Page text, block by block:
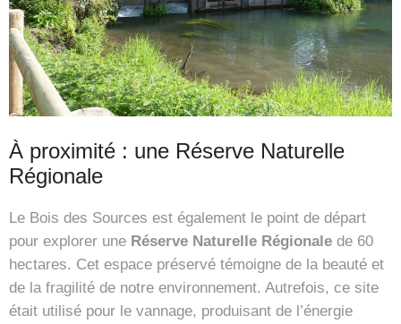
À proximité : une Réserve Naturelle
Régionale
Le Bois des Sources est également le point de départ
pour explorer une Réserve Naturelle Régionale de 60
hectares. Cet espace préservé témoigne de la beauté et
de la fragilité de notre environnement. Autrefois, ce site
était utilisé pour le vannage, produisant de l’énergie